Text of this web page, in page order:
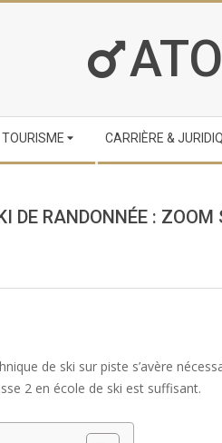
TOURISME CARRIÈRE &
DE RANDONNÉE :
de ski sur piste s’avère
2 en école de ski est suffisant.